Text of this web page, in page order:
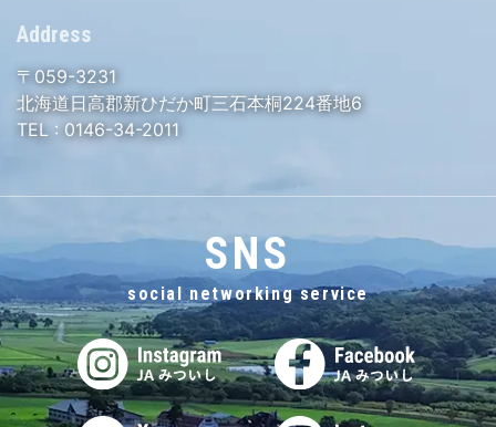
Address
〒059-3231
北海道日高郡新ひだか町三石本桐224番地6
TEL : 0146-34-2011
SNS
social networking service